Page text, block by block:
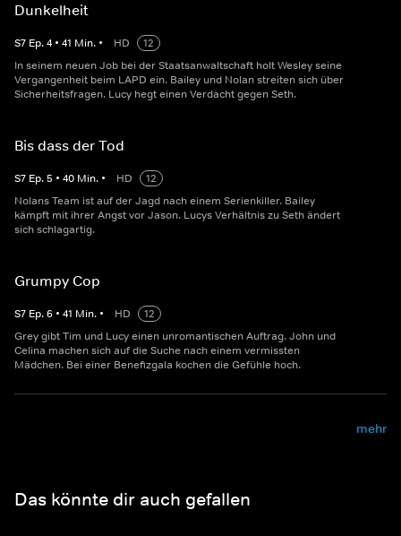
Dunkelheit
S7 Ep.4 • 41 Min. • HD
12
In seinem neuen Job bei der Staatsanwaltschaft holt Wesley seine
Vergangenheit beim LAPD ein. Bailey und Nolan streiten sich über
Sicherheitsfragen. Lucy hegt einen Verdacht gegen Seth.
Bis dass der Tod
S7 Ep.5 • 40 Min. • HD
12
Nolans Team ist auf der Jagd nach einem Serienkiller. Bailey
kämpft mit ihrer Angst vor Jason. Lucys Verhältnis zu Seth ändert
sich schlagartig.
Grumpy Cop
S7 Ep.6 • 41 Min. • HD
12
Grey gibt Tim und Lucy einen unromantischen Auftrag. John und
Celina machen sich auf die Suche nach einem vermissten
Mädchen. Bei einer Benefizgala kochen die Gefühle hoch.
mehr
Das könnte dir auch gefallen